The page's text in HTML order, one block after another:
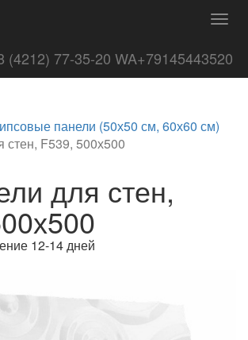
(4212) 77-35-20 WA+79145443520
панели (50х50 см, 60х60 см)
стен, F539, 500х500
для стен,
12-14 дней